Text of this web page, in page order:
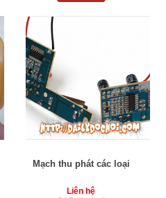
Mạch thu phát các loại
Liên hệ